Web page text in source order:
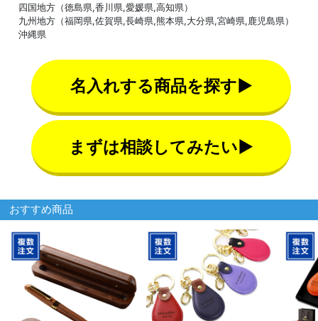
四国地方（徳島県,香川県,愛媛県,高知県）
九州地方（福岡県,佐賀県,長崎県,熊本県,大分県,宮崎県,鹿児島県）
沖縄県
名入れする商品を探す▶
まずは相談してみたい▶
おすすめ商品